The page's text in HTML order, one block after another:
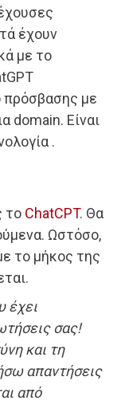
έχουν
με το
πρόσβασης με
domain. Είναι
.
το ChatCPT. Θα
Ωστόσο,
το μήκος της
έχει
σας!
και τη
απαντήσεις
από